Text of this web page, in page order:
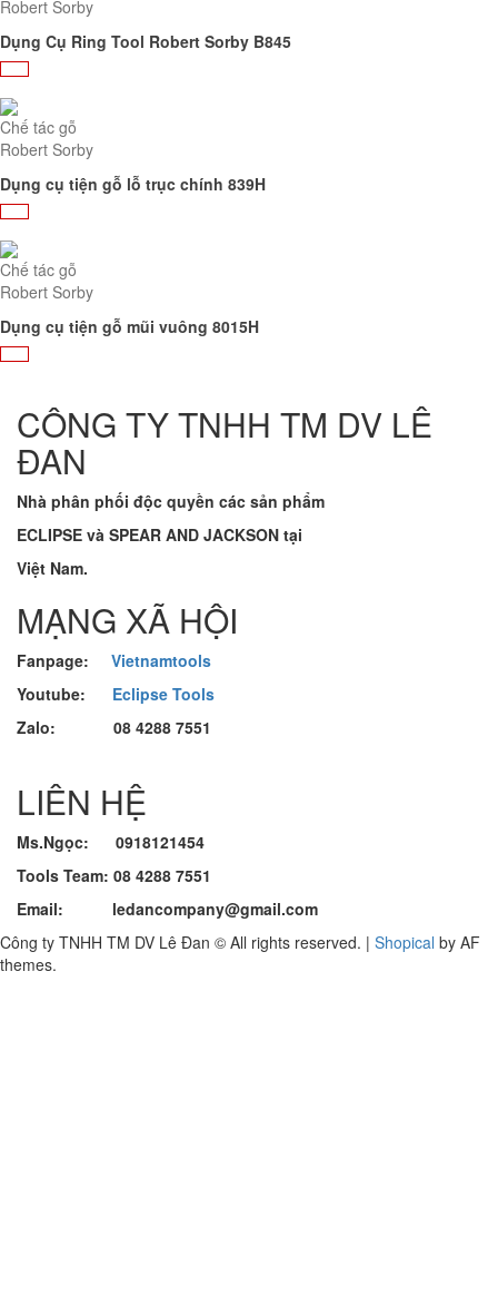
Robert Sorby
Dụng Cụ Ring Tool Robert Sorby B845
Chế tác gỗ
Robert Sorby
Dụng cụ tiện gỗ lỗ trục chính 839H
Chế tác gỗ
Robert Sorby
Dụng cụ tiện gỗ mũi vuông 8015H
CÔNG TY TNHH TM DV LÊ
ĐAN
Nhà phân phối độc quyền các sản phẩm
ECLIPSE và SPEAR AND JACKSON tại
Việt Nam.
MẠNG XÃ HỘI
Fanpage: Vietnamtools
Youtube: Eclipse Tools
Zalo: 08 4288 7551
LIÊN HỆ
Ms.Ngọc: 0918121454
Tools Team: 08 4288 7551
Email: ledancompany@gmail.com
Công ty TNHH TM DV Lê Đan © All rights reserved. | Shopical by AF
themes.